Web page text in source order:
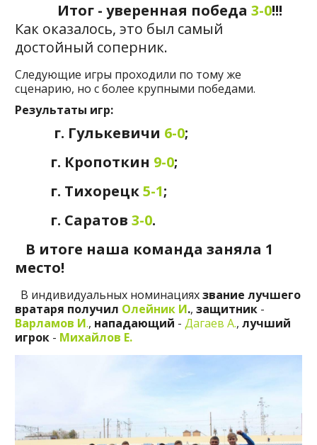
Итог - уверенная победа 3-0!!!
Как оказалось, это был самый
достойный соперник.
Следующие игры проходили по тому же
сценарию, но с более крупными победами.
Результаты игр:
г. Гулькевичи 6-0;
г. Кропоткин 9-0;
г. Тихорецк5-1;
г. Саратов 3-0.
В итоге наша команда заняла 1
место!
В индивидуальных номинацияхзвание лучшего
вратаря получил Олейник И., защитник -
Варламов И., нападающий - Дагаев А., лучший
игрок - Михайлов Е.